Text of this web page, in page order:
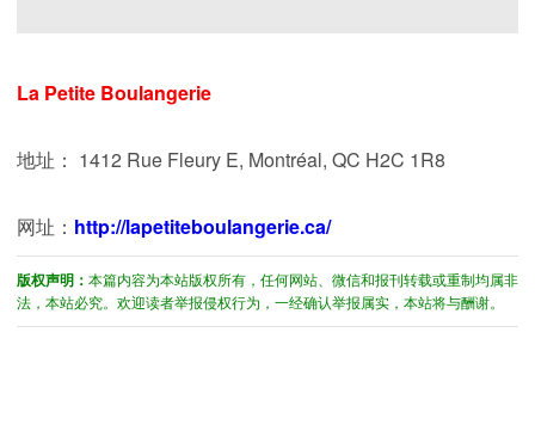
La Petite Boulangerie
地址： 1412 Rue Fleury E, Montréal, QC H2C 1R8
网址： http://lapetiteboulangerie.ca/
版权声明： 本篇内容为本站版权所有，任何网站、微信和报刊转载或重制均属非
法，本站必究。欢迎读者举报侵权行为，一经确认举报属实，本站将与酬谢。